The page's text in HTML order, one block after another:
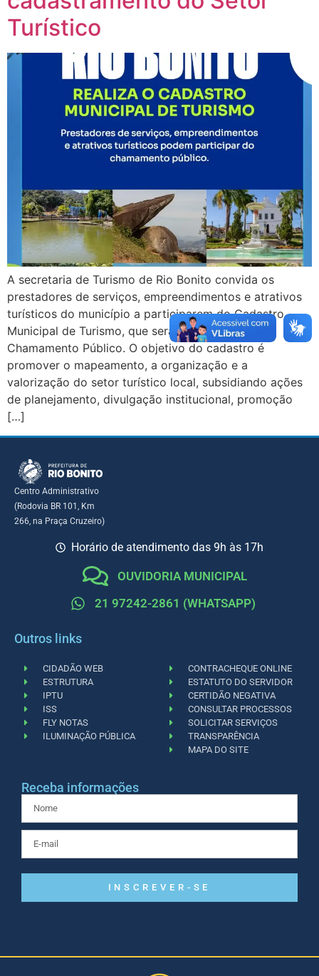
Turístico
A secretaria de Turismo de Rio Bonito convida os
prestadores de serviços, empreendimentos e atrativos
turísticos do município a participarem do Cadastro
Municipal de Turismo, que será realizado por
Chamamento Público. O objetivo do cadastro é
promover o mapeamento, a organização e a
valorização do setor turístico local, subsidiando ações
de planejamento, divulgação institucional, promoção
[…]
Centro Administrativo
(Rodovia BR 101, Km
266, na Praça Cruzeiro)
Horário de atendimento das 9h às 17h
OUVIDORIA MUNICIPAL
21 97242-2861 (WHATSAPP)
Outros links
CIDADÃO WEB
ESTRUTURA
IPTU
ISS
FLY NOTAS
ILUMINAÇÃO PÚBLICA
CONTRACHEQUE ONLINE
ESTATUTO DO SERVIDOR
CERTIDÃO NEGATIVA
CONSULTAR PROCESSOS
SOLICITAR SERVIÇOS
TRANSPARÊNCIA
MAPA DO SITE
Receba informações
INSCREVER-SE